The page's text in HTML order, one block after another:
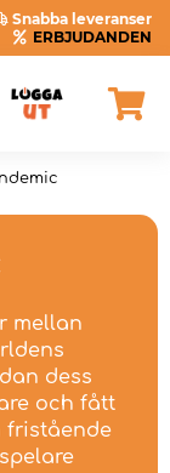
Snabba leveranser
ERBJUDANDEN
mellan
dess
och fått
fristående